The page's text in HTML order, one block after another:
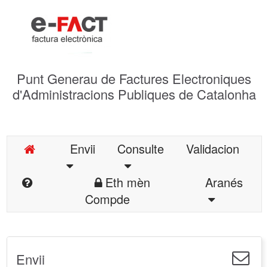
Punt Generau de Factures Electroniques
d'Administracions Publiques de Catalonha
Envii Consulte
Validacion
Eth mèn
Compde
Aranés
Envii